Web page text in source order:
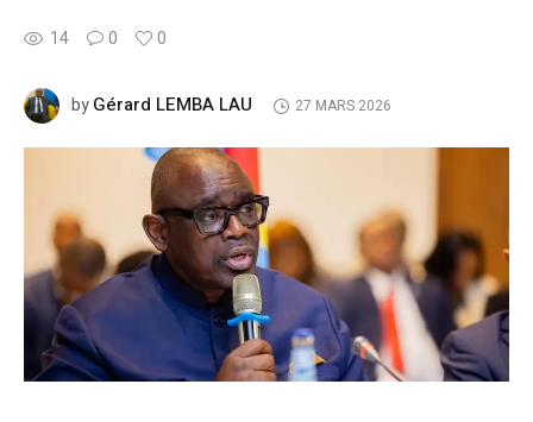
14 0 0
byGérard LEMBA LAU 27 MARS 2026